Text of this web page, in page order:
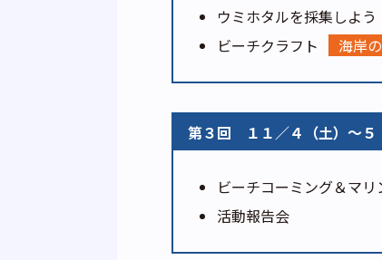
ウミホタルを採集しよう
ビーチクラフト
海岸
第３回 １１／４（土）～５
ビーチコーミング＆マ
活動報告会